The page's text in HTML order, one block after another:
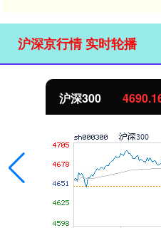
沪深京行情 实时轮播
北证50 1134.47